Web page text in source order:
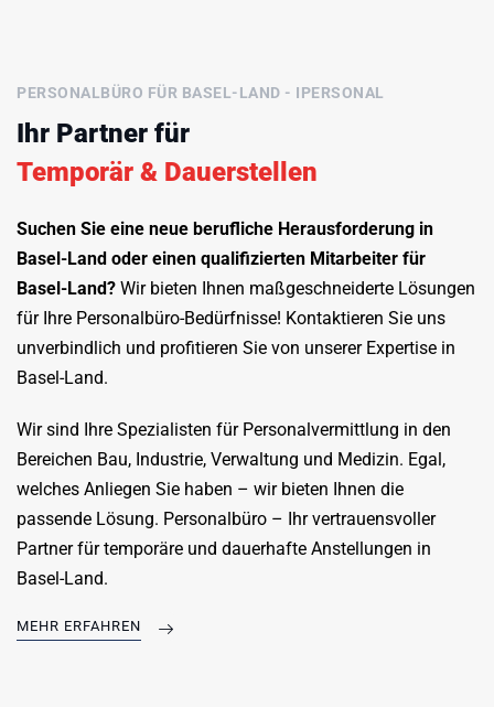
PERSONALBÜRO FÜR BASEL-LAND - IPERSONAL
Ihr Partner für
Temporär & Dauerstellen
Suchen Sie eine neue berufliche Herausforderung in
Basel-Land oder einen qualifizierten Mitarbeiter für
Basel-Land? Wir bieten Ihnen maßgeschneiderte Lösungen
für Ihre Personalbüro-Bedürfnisse! Kontaktieren Sie uns
unverbindlich und profitieren Sie von unserer Expertise in
Basel-Land.
Wir sind Ihre Spezialisten für Personalvermittlung in den
Bereichen Bau, Industrie, Verwaltung und Medizin. Egal,
welches Anliegen Sie haben – wir bieten Ihnen die
passende Lösung. Personalbüro – Ihr vertrauensvoller
Partner für temporäre und dauerhafte Anstellungen in
Basel-Land.
MEHR ERFAHREN